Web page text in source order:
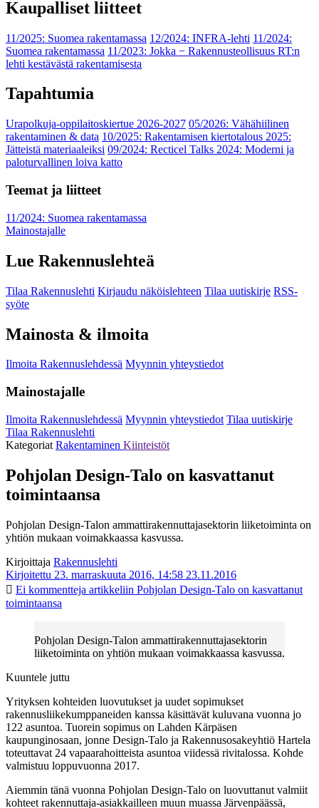
Kaupalliset liitteet
11/2025: Suomea rakentamassa 12/2024: INFRA-lehti 11/2024:
Suomea rakentamassa 11/2023: Jokka − Rakennusteollisuus RT:n
lehti kestävästä rakentamisesta
Tapahtumia
Urapolkuja-oppilaitoskiertue 2026-2027 05/2026: Vähähiilinen
rakentaminen & data 10/2025: Rakentamisen kiertotalous 2025:
Jätteistä materiaaleiksi 09/2024: Recticel Talks 2024: Moderni ja
paloturvallinen loiva katto
Teemat ja liitteet
11/2024: Suomea rakentamassa
Mainostajalle
Lue Rakennuslehteä
Tilaa Rakennuslehti Kirjaudu näköislehteen Tilaa uutiskirje RSS-
syöte
Mainosta & ilmoita
Ilmoita Rakennuslehdessä Myynnin yhteystiedot
Mainostajalle
Ilmoita Rakennuslehdessä Myynnin yhteystiedot Tilaa uutiskirje
Tilaa Rakennuslehti
Kategoriat Rakentaminen Kiinteistöt
Pohjolan Design-Talo on kasvattanut
toimintaansa
Pohjolan Design-Talon ammattirakennuttajasektorin liiketoiminta on
yhtiön mukaan voimakkaassa kasvussa.
Kirjoittaja Rakennuslehti
Kirjoitettu 23. marraskuuta 2016, 14:58 23.11.2016
Ei kommentteja artikkeliin Pohjolan Design-Talo on kasvattanut
toimintaansa
Pohjolan Design-Talon ammattirakennuttajasektorin
liiketoiminta on yhtiön mukaan voimakkaassa kasvussa.
Kuuntele juttu
Yrityksen kohteiden luovutukset ja uudet sopimukset
rakennusliikekumppaneiden kanssa käsittävät kuluvana vuonna jo
122 asuntoa. Tuorein sopimus on Lahden Kärpäsen
kaupunginosaan, jonne Design-Talo ja Rakennusosakeyhtiö Hartela
toteuttavat 24 vapaarahoitteista asuntoa viidessä rivitalossa. Kohde
valmistuu loppuvuonna 2017.
Aiemmin tänä vuonna Pohjolan Design-Talo on luovuttanut valmiit
kohteet rakennuttaja-asiakkailleen muun muassa Järvenpäässä,